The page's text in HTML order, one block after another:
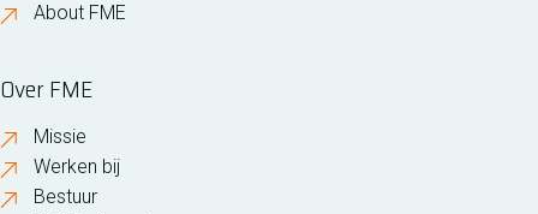
About FME
Over FME
Missie
Werken bij
Bestuur